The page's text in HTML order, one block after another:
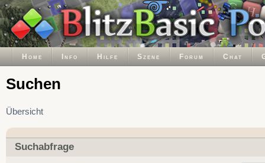
Home Info Hilfe Szene Forum Chat
Suchen
Übersicht
Suchabfrage